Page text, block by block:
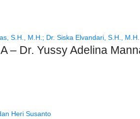
– Dr. Yussy Adelina